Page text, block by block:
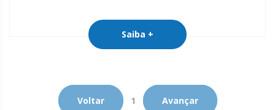
Saiba +
Voltar 1 Avançar